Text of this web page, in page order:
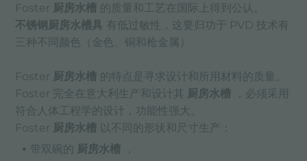
Foster 厨房水槽 的质量和工艺在国际上得到公认。
不锈钢厨房水槽具 有低过敏性，这要归功于 PVD 技术有
三种不同颜色（金色、铜和枪金属）
Foster 厨房水槽 的特点是寻求设计和所用材料的质量。
Foster 完全在意大利生产和设计其
厨房水槽
，必须采用
符合人体工程学的设计，功能性强大。
Foster 厨房水槽 以不同的形状和尺寸生产：
带双碗的 厨房水槽
，